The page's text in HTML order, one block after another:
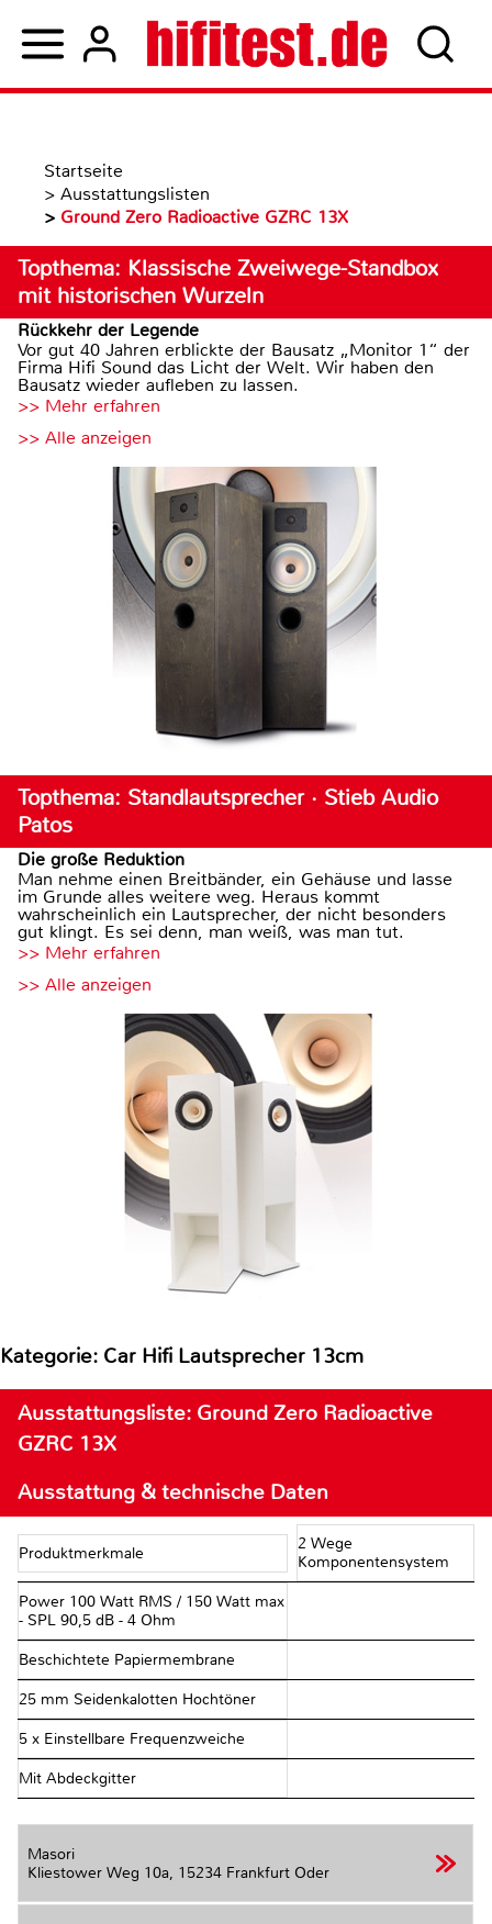
Startseite
> Ausstattungslisten
> Ground Zero Radioactive GZRC 13X
Topthema: Klassische Zweiwege-Standbox
mit historischen Wurzeln
Rückkehr der Legende
Vor gut 40 Jahren erblickte der Bausatz „Monitor 1“ der
Firma Hifi Sound das Licht der Welt. Wir haben den
Bausatz wieder aufleben zu lassen.
>> Mehr erfahren
>> Alle anzeigen
Topthema: Standlautsprecher · Stieb Audio
Patos
Die große Reduktion
Man nehme einen Breitbänder, ein Gehäuse und lasse
im Grunde alles weitere weg. Heraus kommt
wahrscheinlich ein Lautsprecher, der nicht besonders
gut klingt. Es sei denn, man weiß, was man tut.
>> Mehr erfahren
>> Alle anzeigen
Kategorie: Car Hifi Lautsprecher 13cm
Ausstattungsliste: Ground Zero Radioactive
GZRC 13X
Ausstattung & technische Daten
Produktmerkmale
2 Wege
Komponentensystem
Power 100 Watt RMS / 150 Watt max
- SPL 90,5 dB - 4 Ohm
Beschichtete Papiermembrane
25 mm Seidenkalotten Hochtöner
5 x Einstellbare Frequenzweiche
Mit Abdeckgitter
Masori
Kliestower Weg 10a, 15234 Frankfurt Oder